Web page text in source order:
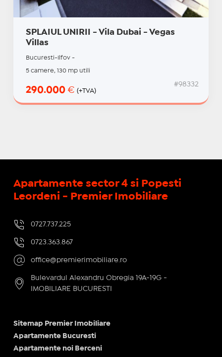
SPLAIUL UNIRII - Vila Dubai - Vegas
Villas
Bucuresti-Ilfov -
5 camere, 130 mp utili
290.000 € (+TVA)
#98332
Apartamente sector 4 si Popesti
Leordeni - Premier Imobiliare
0727.737.225
0723.363.867
office@premierimobiliare.ro
Bulevardul Alexandru Obregia 19A-19G -
IMOBILIARE BUCURESTI
Sitemap Premier Imobiliare
Apartamente Bucuresti
Apartamente noi Berceni